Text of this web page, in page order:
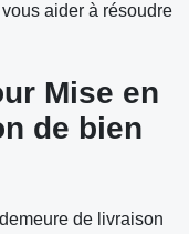
aider à résoudre
Mise en
de bien
de livraison